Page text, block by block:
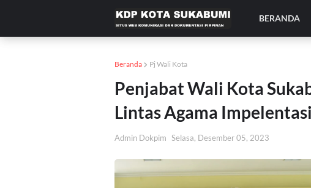
BERANDA
Beranda Pj Wali Kota
Penjabat Wali Kota
Lintas Agama
Admin Dokpim Selasa, Desember 05, 2023